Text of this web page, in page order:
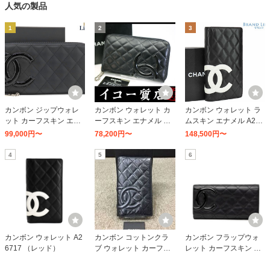
人気の製品
1
カンボン ジップウォレ
ット カーフスキン エナ
メル A50078 （ブラッ
99,000円〜
2
カンボン ウォレット カ
ーフスキン エナメル A2
6710 （ブラック/ブラッ
78,200円〜
3
カンボン ウォレット ラ
ムスキン エナメル A267
17 （ブラック/ホワイト/
148,500円〜
4
カンボン ウォレット A2
6717 （レッド）
5
カンボン コットンクラ
ブ ウォレット カーフス
6
カンボン フラップウォ
レット カーフスキン エ